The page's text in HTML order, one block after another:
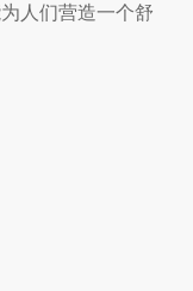
人们营造一个舒